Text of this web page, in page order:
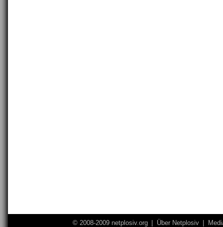
© 2008-2009 netplosiv.org Über Netplosiv